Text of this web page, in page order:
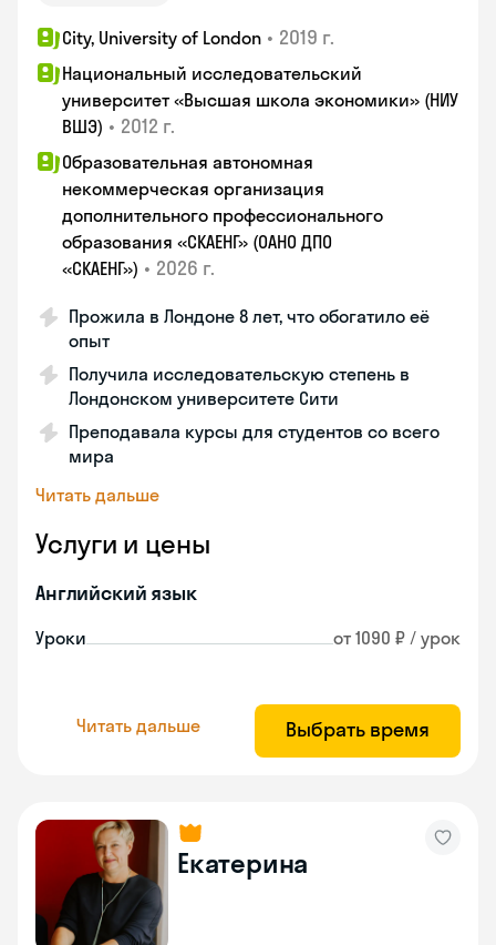
City, University of London • 2019 г.
Национальный исследовательский
университет «Высшая школа экономики» (НИУ
ВШЭ) • 2012 г.
Образовательная автономная
некоммерческая организация
дополнительного профессионального
образования «СКАЕНГ» (ОАНО ДПО
«СКАЕНГ») • 2026 г.
Прожила в Лондоне 8 лет, что обогатило её
опыт
Получила исследовательскую степень в
Лондонском университете Сити
Преподавала курсы для студентов со всего
мира
Читать дальше
Услуги и цены
Английский язык
Уроки от 1090 ₽ / урок
Читать дальше Выбрать время
Екатерина